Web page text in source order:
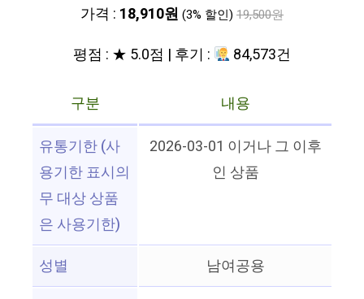
가격 : 18,910원 (3% 할인) 19,500원
평점 : ★ 5.0점 | 후기 : 84,573건
구분
내용
유통기한 (사
용기한 표시의
무 대상 상품
은 사용기한)
2026-03-01 이거나 그 이후
인 상품
성별
남여공용